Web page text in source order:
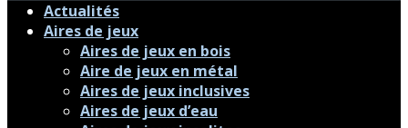
Actualités
Aires de jeux
Aires de jeux en bois
Aire de jeux en métal
Aires de jeux inclusives
Aires de jeux d’eau